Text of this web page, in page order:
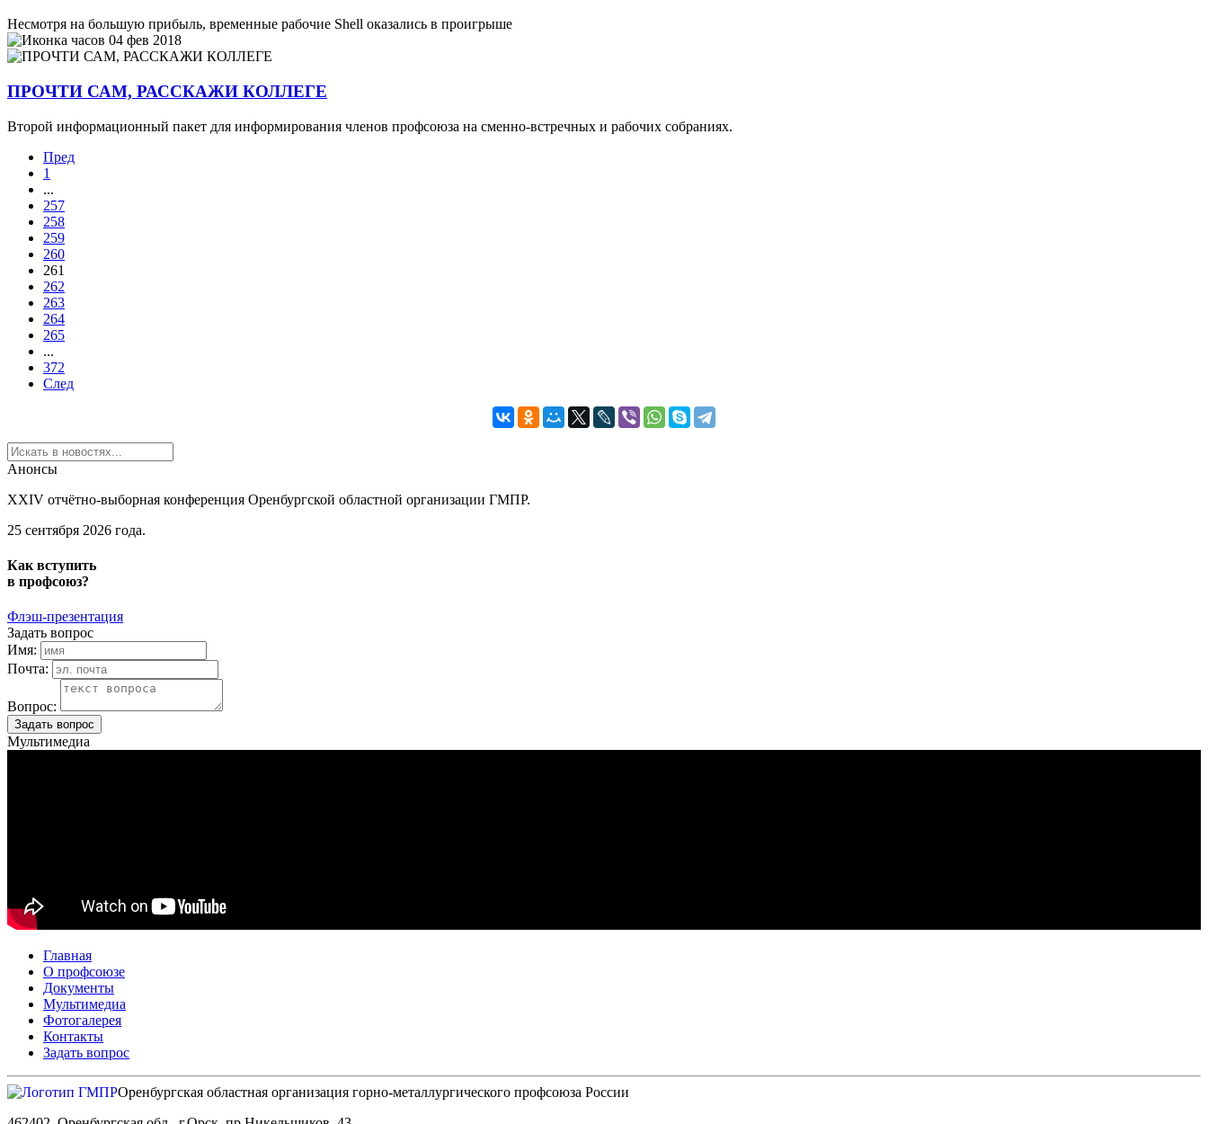
Несмотря на большую прибыль, временные рабочие Shell оказались в проигрыше
04 фев 2018
ПРОЧТИ САМ, РАССКАЖИ КОЛЛЕГЕ
Второй информационный пакет для информирования членов профсоюза на сменно-встречных и рабочих собраниях.
Пред
1
...
257
258
259
260
261
262
263
264
265
...
372
След
Анонсы
XXIV отчётно-выборная конференция Оренбургской областной организации ГМПР.
25 сентября 2026 года.
Как вступить
в профсоюз?
Флэш-презентация
Задать вопрос
Имя:
Почта:
Вопрос:
Задать вопрос
Мультимедиа
Главная
О профсоюзе
Документы
Мультимедиа
Фотогалерея
Контакты
Задать вопрос
Оренбургская областная организация горно-металлургического профсоюза России